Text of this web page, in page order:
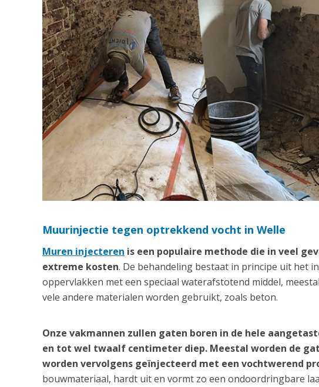
Muurinjectie tegen optrekkend vocht in Welle
Muren injecteren is een populaire methode die in veel
extreme kosten. De behandeling bestaat in principe uit het
oppervlakken met een speciaal waterafstotend middel,
vele andere materialen worden gebruikt, zoals beton.
Onze vakmannen zullen gaten boren in de hele
en tot wel twaalf centimeter diep. Meestal worden de
worden vervolgens geïnjecteerd met een vochtwerend
bouwmateriaal, hardt uit en vormt zo een ondoordringbare